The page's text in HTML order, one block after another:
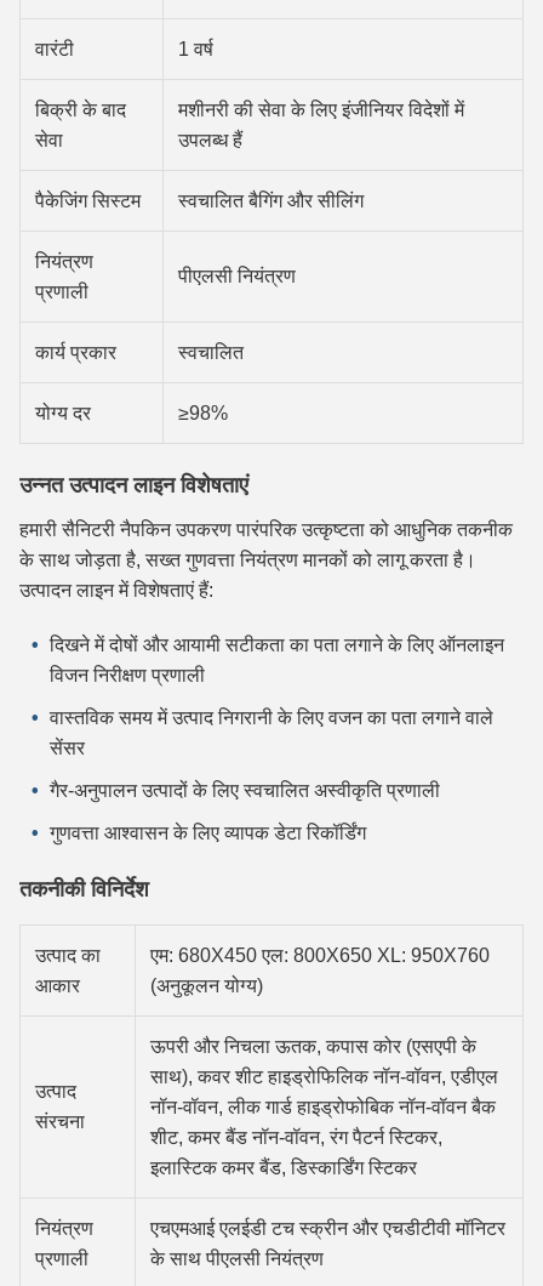
वारंटी 1 वर्ष
बिक्री के बाद
सेवा
मशीनरी की सेवा के लिए इंजीनियर विदेशों में
उपलब्ध हैं
पैकेजिंग सिस्टम स्वचालित बैगिंग और सीलिंग
नियंत्रण
प्रणाली
पीएलसी नियंत्रण
कार्य प्रकार स्वचालित
योग्य दर ≥98%
उन्नत उत्पादन लाइन विशेषताएं
हमारी सैनिटरी नैपकिन उपकरण पारंपरिक उत्कृष्टता को आधुनिक तकनीक
के साथ जोड़ता है, सख्त गुणवत्ता नियंत्रण मानकों को लागू करता है।
उत्पादन लाइन में विशेषताएं हैं:
दिखने में दोषों और आयामी सटीकता का पता लगाने के लिए ऑनलाइन
विजन निरीक्षण प्रणाली
वास्तविक समय में उत्पाद निगरानी के लिए वजन का पता लगाने वाले
सेंसर
गैर-अनुपालन उत्पादों के लिए स्वचालित अस्वीकृति प्रणाली
गुणवत्ता आश्वासन के लिए व्यापक डेटा रिकॉर्डिंग
तकनीकी विनिर्देश
उत्पाद का
आकार
एम: 680X450 एल: 800X650 XL: 950X760
(अनुकूलन योग्य)
उत्पाद
संरचना
ऊपरी और निचला ऊतक, कपास कोर (एसएपी के
साथ), कवर शीट हाइड्रोफिलिक नॉन-वॉवन, एडीएल
नॉन-वॉवन, लीक गार्ड हाइड्रोफोबिक नॉन-वॉवन बैक
शीट, कमर बैंड नॉन-वॉवन, रंग पैटर्न स्टिकर,
इलास्टिक कमर बैंड, डिस्कार्डिंग स्टिकर
नियंत्रण
प्रणाली
एचएमआई एलईडी टच स्क्रीन और एचडीटीवी मॉनिटर
के साथ पीएलसी नियंत्रण